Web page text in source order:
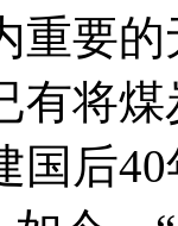
重要
有将
国后